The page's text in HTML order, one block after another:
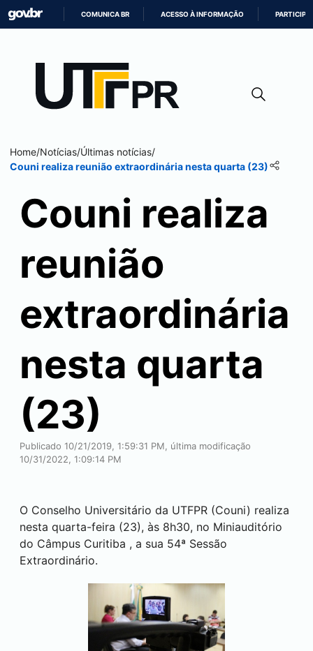
CONTEÚDO
COMUNICA BR ACESSO À INFORMAÇÃO PARTICIPE
Home/Notícias/Últimas notícias/
Couni realiza reunião extraordinária nesta quarta (23)
Couni realiza
reunião
extraordinária
nesta quarta
(23)
Publicado 10/21/2019, 1:59:31 PM, última modificação
10/31/2022, 1:09:14 PM
O Conselho Universitário da UTFPR (Couni) realiza
nesta quarta-feira (23), às 8h30, no Miniauditório
do Câmpus Curitiba , a sua 54ª Sessão
Extraordinário.